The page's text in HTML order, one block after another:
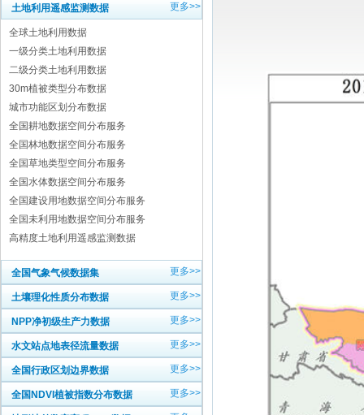
土地利用遥感监测数据 更多>>
全球土地利用数据
一级分类土地利用数据
二级分类土地利用数据
30m植被类型分布数据
城市功能区划分布数据
全国耕地数据空间分布服务
全国林地数据空间分布服务
全国草地类型空间分布服务
全国水体数据空间分布服务
全国建设用地数据空间分布服务
全国未利用地数据空间分布服务
高精度土地利用遥感监测数据
全国气象气候数据集 更多>>
土壤理化性质分布数据 更多>>
NPP净初级生产力数据 更多>>
水文站点地表径流量数据 更多>>
全国行政区划边界数据 更多>>
全国NDVI植被指数分布数据 更多>>